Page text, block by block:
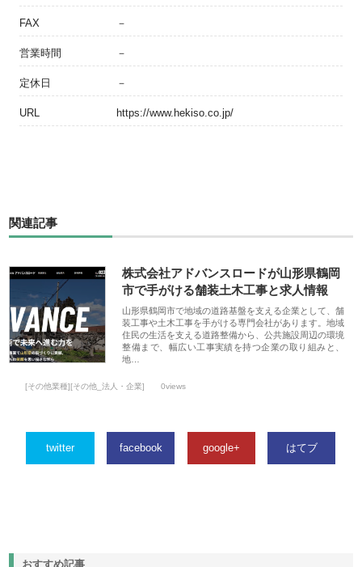
FAX －
営業時間 －
定休日 －
URL https://www.hekiso.co.jp/
関連記事
株式会社アドバンスロードが山形県鶴岡
市で手がける舗装土木工事と求人情報
山形県鶴岡市で地域の道路基盤を支える企業として、舗
装工事や土木工事を手がける専門会社があります。地域
住民の生活を支える道路整備から、公共施設周辺の環境
整備まで、幅広い工事実績を持つ企業の取り組みと、
地…
[その他業種][その他_法人・企業] 0views
twitter facebook google+ はてブ
おすすめ記事